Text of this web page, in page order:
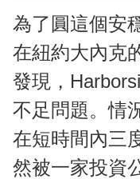
為了圓這個安
在紐約大內克
發現，
不足問題。情
在短時間內三
然被一家投資